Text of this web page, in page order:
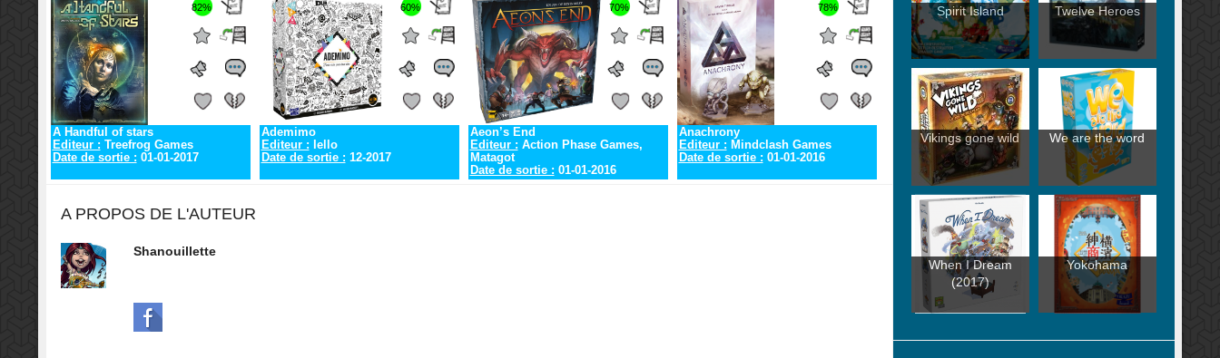
82%
A Handful of stars
Editeur : Treefrog Games
Date de sortie : 01-01-2017
60%
Ademimo
Editeur : Iello
Date de sortie : 12-2017
70%
Aeon’s End
Editeur : Action Phase Games,
Matagot
Date de sortie : 01-01-2016
78%
Anachrony
Editeur : Mindclash Games
Date de sortie : 01-01-2016
A PROPOS DE L'AUTEUR
Shanouillette
Spirit Island Twelve Heroes
Vikings gone wild We are the word
When I Dream
(2017)
Yokohama